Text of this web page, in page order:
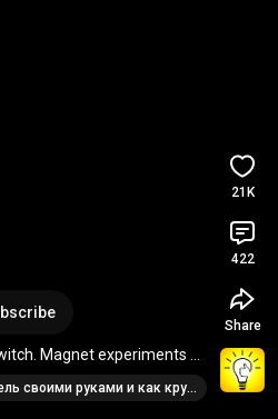
🔥 Магнитный переключатель своими руками и как круто это работает! #Shorts Игорь Белецкий
21K
422
Share